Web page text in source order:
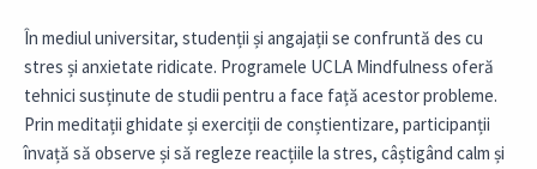
În mediul universitar, studenții și angajații se confruntă des cu
stres și anxietate ridicate. Programele UCLA Mindfulness oferă
tehnici susținute de studii pentru a face față acestor probleme.
Prin meditații ghidate și exerciții de conștientizare, participanții
învață să observe și să regleze reacțiile la stres, câștigând calm și